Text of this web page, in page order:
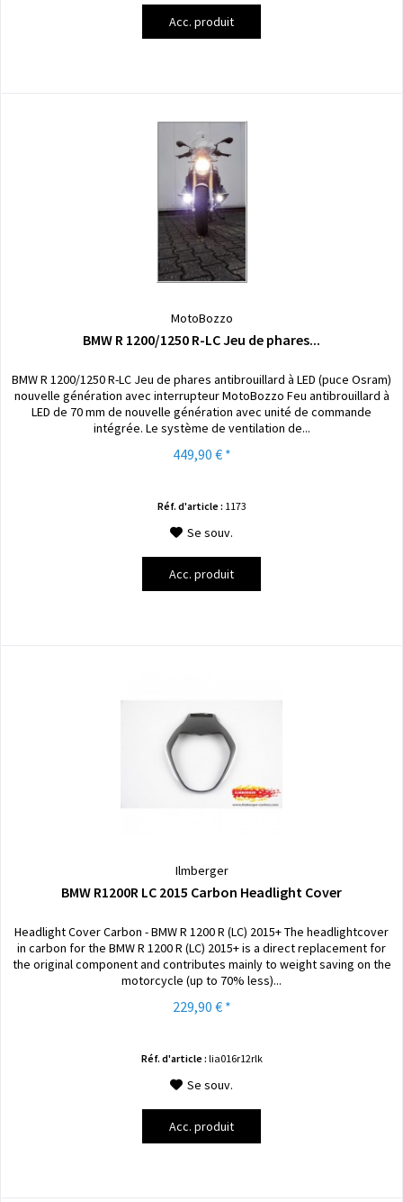
Acc. produit
MotoBozzo
BMW R 1200/1250 R-LC Jeu de phares...
BMW R 1200/1250 R-LC Jeu de phares antibrouillard à LED (puce Osram)
nouvelle génération avec interrupteur MotoBozzo Feu antibrouillard à
LED de 70 mm de nouvelle génération avec unité de commande
intégrée. Le système de ventilation de...
449,90 € *
Réf. d'article : 1173
Se souv.
Acc. produit
Ilmberger
BMW R1200R LC 2015 Carbon Headlight Cover
Headlight Cover Carbon - BMW R 1200 R (LC) 2015+ The headlightcover
in carbon for the BMW R 1200 R (LC) 2015+ is a direct replacement for
the original component and contributes mainly to weight saving on the
motorcycle (up to 70% less)...
229,90 € *
Réf. d'article : lia016r12rlk
Se souv.
Acc. produit